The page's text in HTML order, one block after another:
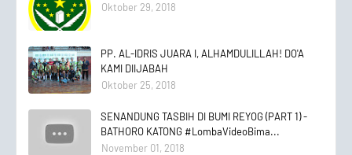
Oktober 29, 2018
PP. AL-IDRIS JUARA I, ALHAMDULILLAH! DO'A
KAMI DIIJABAH
Oktober 25, 2018
SENANDUNG TASBIH DI BUMI REYOG (PART 1) -
BATHORO KATONG #LombaVideoBima...
November 01, 2018